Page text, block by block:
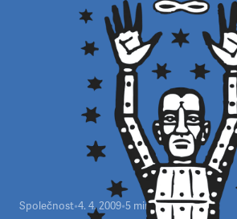
Společnost•4. 4. 2009•5 minut